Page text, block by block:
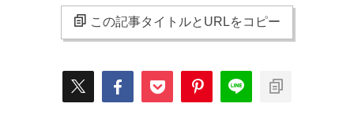
この記事タイトルとURLをコピー